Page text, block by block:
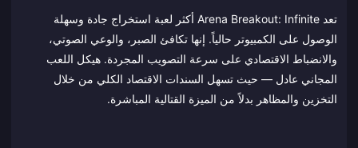
تعد Arena Breakout: Infinite أكثر لعبة استخراج جادة وسهلة
الوصول على الكمبيوتر حالياً. إنها تكافئ الصبر، والوعي الصوتي،
والانضباط الاقتصادي على سرعة التصويب المجردة. هيكل اللعب
المجاني عادل — حيث تسهل السندات الاقتصاد الكلي من خلال
التخزين والمظاهر بدلاً من الميزة القتالية المباشرة.